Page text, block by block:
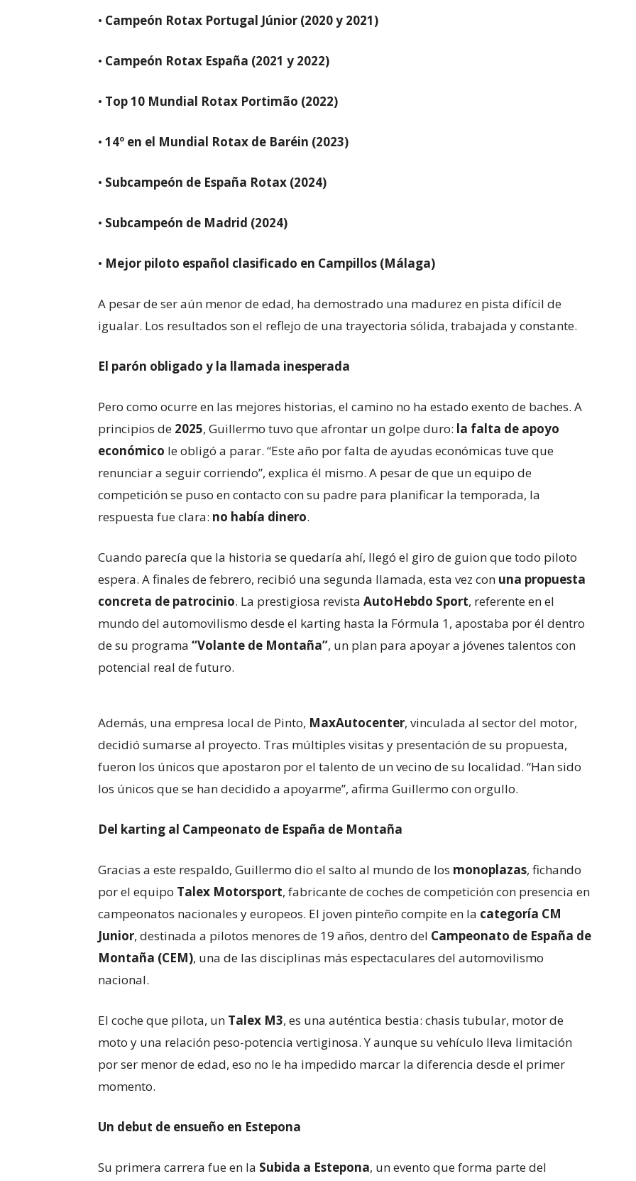
• Campeón Rotax Portugal Júnior (2020 y 2021)
• Campeón Rotax España (2021 y 2022)
• Top 10 Mundial Rotax Portimão (2022)
• 14º en el Mundial Rotax de Baréin (2023)
• Subcampeón de España Rotax (2024)
• Subcampeón de Madrid (2024)
• Mejor piloto español clasificado en Campillos (Málaga)
A pesar de ser aún menor de edad, ha demostrado una madurez en pista difícil de
igualar. Los resultados son el reflejo de una trayectoria sólida, trabajada y constante.
El parón obligado y la llamada inesperada
Pero como ocurre en las mejores historias, el camino no ha estado exento de baches. A
principios de 2025, Guillermo tuvo que afrontar un golpe duro: la falta de apoyo
económico le obligó a parar. “Este año por falta de ayudas económicas tuve que
renunciar a seguir corriendo”, explica él mismo. A pesar de que un equipo de
competición se puso en contacto con su padre para planificar la temporada, la
respuesta fue clara: no había dinero.
Cuando parecía que la historia se quedaría ahí, llegó el giro de guion que todo piloto
espera. A finales de febrero, recibió una segunda llamada, esta vez con una propuesta
concreta de patrocinio. La prestigiosa revista AutoHebdo Sport, referente en el
mundo del automovilismo desde el karting hasta la Fórmula 1, apostaba por él dentro
de su programa “Volante de Montaña”, un plan para apoyar a jóvenes talentos con
potencial real de futuro.
Además, una empresa local de Pinto, MaxAutocenter, vinculada al sector del motor,
decidió sumarse al proyecto. Tras múltiples visitas y presentación de su propuesta,
fueron los únicos que apostaron por el talento de un vecino de su localidad. “Han sido
los únicos que se han decidido a apoyarme”, afirma Guillermo con orgullo.
Del karting al Campeonato de España de Montaña
Gracias a este respaldo, Guillermo dio el salto al mundo de los monoplazas, fichando
por el equipo Talex Motorsport, fabricante de coches de competición con presencia en
campeonatos nacionales y europeos. El joven pinteño compite en la categoría CM
Junior, destinada a pilotos menores de 19 años, dentro del Campeonato de España de
Montaña (CEM), una de las disciplinas más espectaculares del automovilismo
nacional.
El coche que pilota, un Talex M3, es una auténtica bestia: chasis tubular, motor de
moto y una relación peso-potencia vertiginosa. Y aunque su vehículo lleva limitación
por ser menor de edad, eso no le ha impedido marcar la diferencia desde el primer
momento.
Un debut de ensueño en Estepona
Su primera carrera fue en la Subida a Estepona, un evento que forma parte del